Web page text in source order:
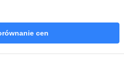
cen